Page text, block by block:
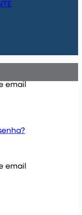
email
email